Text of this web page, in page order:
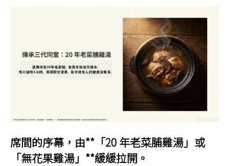
席間的序幕，由**「20 年老菜脯雞湯」或
「無花果雞湯」**緩緩拉開。